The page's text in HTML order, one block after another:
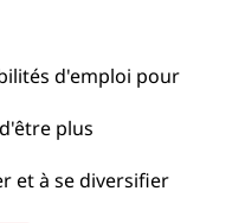
d'emploi pour
plus
et à se diversifier